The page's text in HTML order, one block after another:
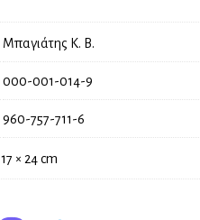
17 × 24 cm
Μπαγιάτης Κ. Β.
000-001-014-9
960-757-711-6